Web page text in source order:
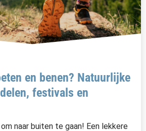
en benen? Natuurlijke
festivals en
naar buiten te gaan! Een lekkere